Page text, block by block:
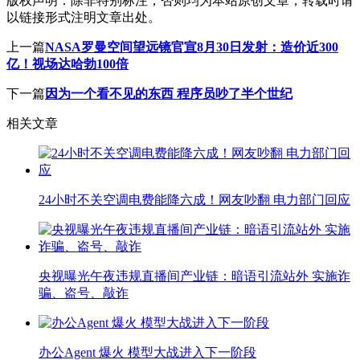
以链接形式注明文章出处。
上一篇NASA罗曼空间望远镜官宣8月30日发射：造价近300
亿！视场达哈勃100倍
下一篇 因为一个看不见的东西 程序员吵了半个世纪
相关文章
24小时不关空调电费能降六成！网友吵翻 电力部门回应
央视曝光午夜违规直播间产业链：暗语引流站外 实施诈
骗、盗号、敲诈
办公Agent 爆火 模型大战进入下一阶段